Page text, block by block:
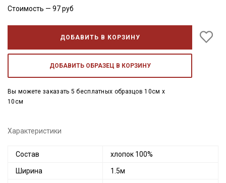
Стоимость — 97руб
ДОБАВИТЬ В КОРЗИНУ
ДОБАВИТЬ ОБРАЗЕЦ В КОРЗИНУ
Вы можете заказать 5 бесплатных образцов 10см x
10см
Характеристики
Состав хлопок 100%
Ширина 1.5м